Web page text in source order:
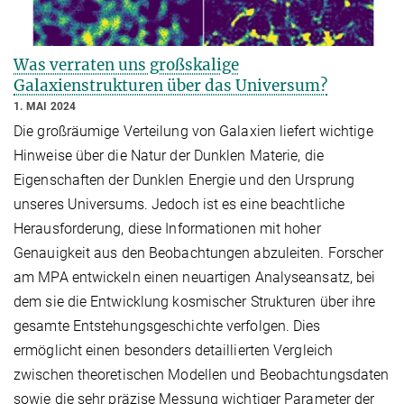
Was verraten uns großskalige
Galaxienstrukturen über das Universum?
1. MAI 2024
Die großräumige Verteilung von Galaxien liefert wichtige
Hinweise über die Natur der Dunklen Materie, die
Eigenschaften der Dunklen Energie und den Ursprung
unseres Universums. Jedoch ist es eine beachtliche
Herausforderung, diese Informationen mit hoher
Genauigkeit aus den Beobachtungen abzuleiten. Forscher
am MPA entwickeln einen neuartigen Analyseansatz, bei
dem sie die Entwicklung kosmischer Strukturen über ihre
gesamte Entstehungsgeschichte verfolgen. Dies
ermöglicht einen besonders detaillierten Vergleich
zwischen theoretischen Modellen und Beobachtungsdaten
sowie die sehr präzise Messung wichtiger Parameter der